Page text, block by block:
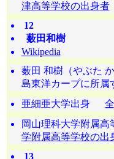
津高等学校の出身者
12
薮田和樹
Wikipedia
薮田 和樹（やぶた
島東洋カープに所属
亜細亜大学出身
岡山理科大学附属
学附属高等学校の出
13